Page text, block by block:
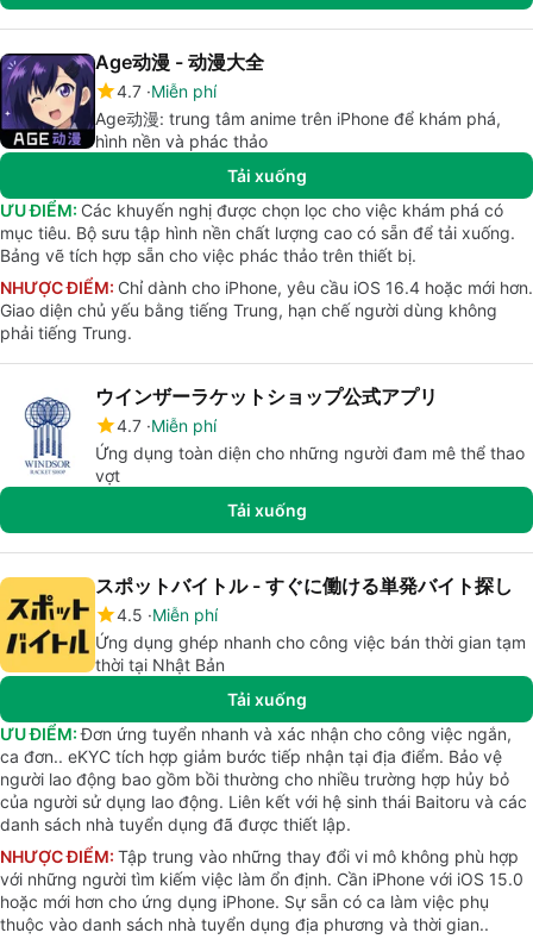
Age动漫 - 动漫大全
4.7 Miễn phí
Age动漫: trung tâm anime trên iPhone để khám phá,
hình nền và phác thảo
Tải xuống
ƯU ĐIỂM: Các khuyến nghị được chọn lọc cho việc khám phá có
mục tiêu. Bộ sưu tập hình nền chất lượng cao có sẵn để tải xuống.
Bảng vẽ tích hợp sẵn cho việc phác thảo trên thiết bị.
NHƯỢC ĐIỂM: Chỉ dành cho iPhone, yêu cầu iOS 16.4 hoặc mới hơn.
Giao diện chủ yếu bằng tiếng Trung, hạn chế người dùng không
phải tiếng Trung.
ウインザーラケットショップ公式アプリ
4.7 Miễn phí
Ứng dụng toàn diện cho những người đam mê thể thao
vợt
Tải xuống
スポットバイトル - すぐに働ける単発バイト探し
4.5 Miễn phí
Ứng dụng ghép nhanh cho công việc bán thời gian tạm
thời tại Nhật Bản
Tải xuống
ƯU ĐIỂM:Đơn ứng tuyển nhanh và xác nhận cho công việc ngắn,
ca đơn.. eKYC tích hợp giảm bước tiếp nhận tại địa điểm. Bảo vệ
người lao động bao gồm bồi thường cho nhiều trường hợp hủy bỏ
của người sử dụng lao động. Liên kết với hệ sinh thái Baitoru và các
danh sách nhà tuyển dụng đã được thiết lập.
NHƯỢC ĐIỂM: Tập trung vào những thay đổi vi mô không phù hợp
với những người tìm kiếm việc làm ổn định. Cần iPhone với iOS 15.0
hoặc mới hơn cho ứng dụng iPhone. Sự sẵn có ca làm việc phụ
thuộc vào danh sách nhà tuyển dụng địa phương và thời gian..